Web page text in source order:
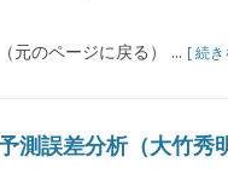
元のページに戻る） ... [ 続
測誤差分析（大竹秀